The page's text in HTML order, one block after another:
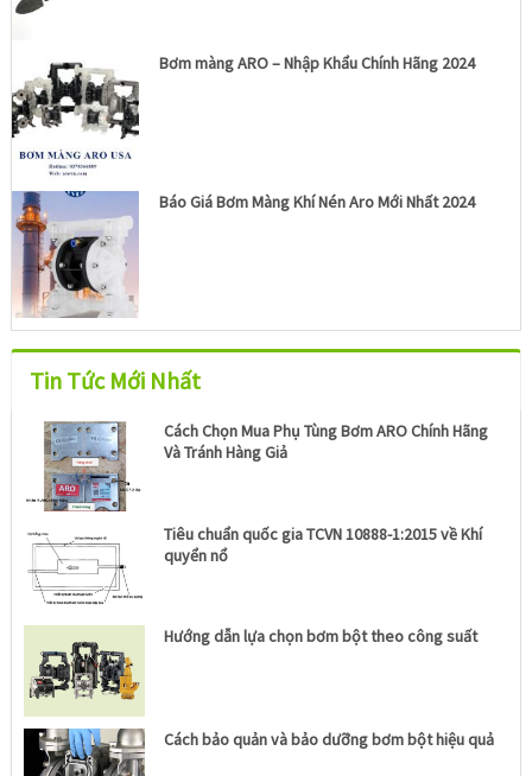
Bơm màng ARO – Nhập Khẩu Chính Hãng 2024
Báo Giá Bơm Màng Khí Nén Aro Mới Nhất 2024
Tin Tức Mới Nhất
Cách Chọn Mua Phụ Tùng Bơm ARO Chính Hãng
Và Tránh Hàng Giả
Tiêu chuẩn quốc gia TCVN 10888-1:2015 về Khí
quyển nổ
Hướng dẫn lựa chọn bơm bột theo công suất
Cách bảo quản và bảo dưỡng bơm bột hiệu quả